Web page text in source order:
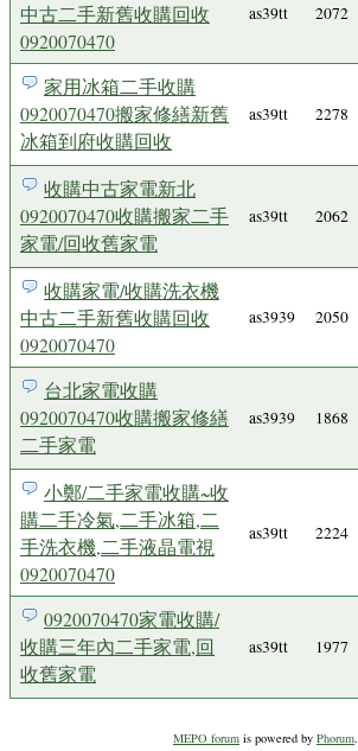
中古二手新舊收購回收
0920070470
as39tt 2072
家用冰箱二手收購
0920070470搬家修繕新舊
冰箱到府收購回收
as39tt 2278
收購中古家電新北
0920070470收購搬家二手
家電/回收舊家電
as39tt 2062
收購家電/收購洗衣機
中古二手新舊收購回收
0920070470
as3939 2050
台北家電收購
0920070470收購搬家修繕
二手家電
as3939 1868
小鄭/二手家電收購~收
購二手冷氣,二手冰箱,二
手洗衣機,二手液晶電視
0920070470
as39tt 2224
0920070470家電收購/
收購三年內二手家電,回
收舊家電
as39tt 1977
MEPO forum is powered by Phorum.